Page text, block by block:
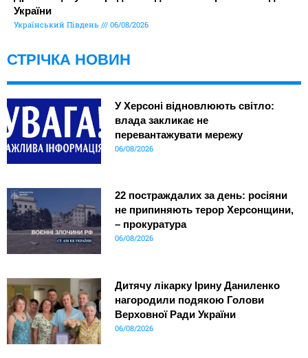
України
Український Південь 06/08/2026
СТРІЧКА НОВИН
У Херсоні відновлюють світло:
влада закликає не
перевантажувати мережу
06/08/2026
22 постраждалих за день: росіяни
не припиняють терор Херсонщини,
– прокуратура
06/08/2026
Дитячу лікарку Ірину Даниленко
нагородили подякою Голови
Верховної Ради України
06/08/2026